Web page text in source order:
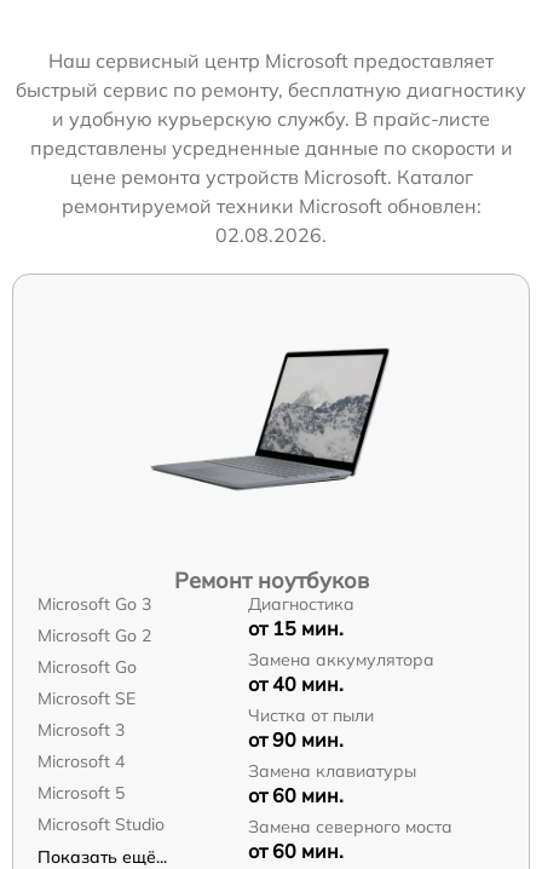
Наш сервисный центр Microsoft предоставляет
быстрый сервис по ремонту, бесплатную диагностику
и удобную курьерскую службу. В прайс-листе
представлены усредненные данные по скорости и
цене ремонта устройств Microsoft. Каталог
ремонтируемой техники Microsoft обновлен:
02.08.2026.
Ремонт ноутбуков
Microsoft Go 3
Microsoft Go 2
Microsoft Go
Microsoft SE
Microsoft 3
Microsoft 4
Microsoft 5
Microsoft Studio
Показать ещё...
Диагностика
от 15 мин.
Замена аккумулятора
от 40 мин.
Чистка от пыли
от 90 мин.
Замена клавиатуры
от 60 мин.
Замена северного моста
от 60 мин.